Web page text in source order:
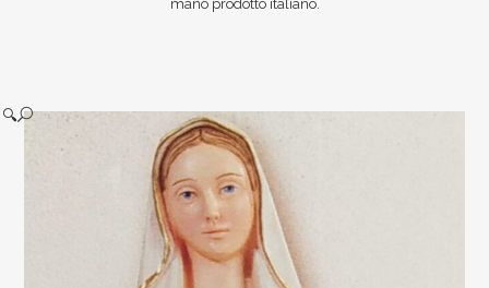
mano prodotto italiano.
🔍